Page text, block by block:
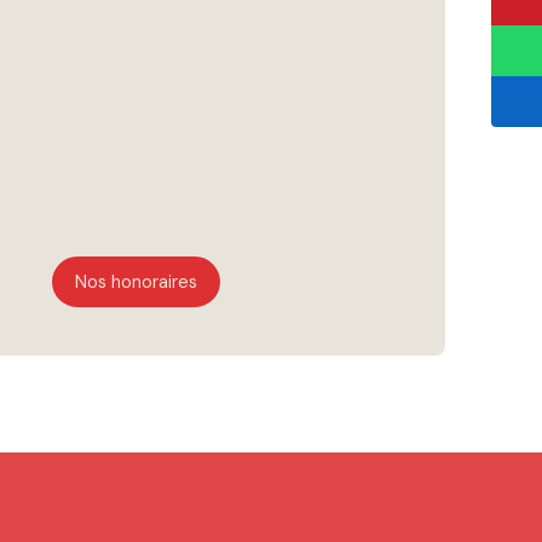
Nos honoraires